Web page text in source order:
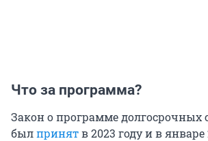
Что за программа?
Закон о программе долгосрочных
былпринятв 2023 году и в